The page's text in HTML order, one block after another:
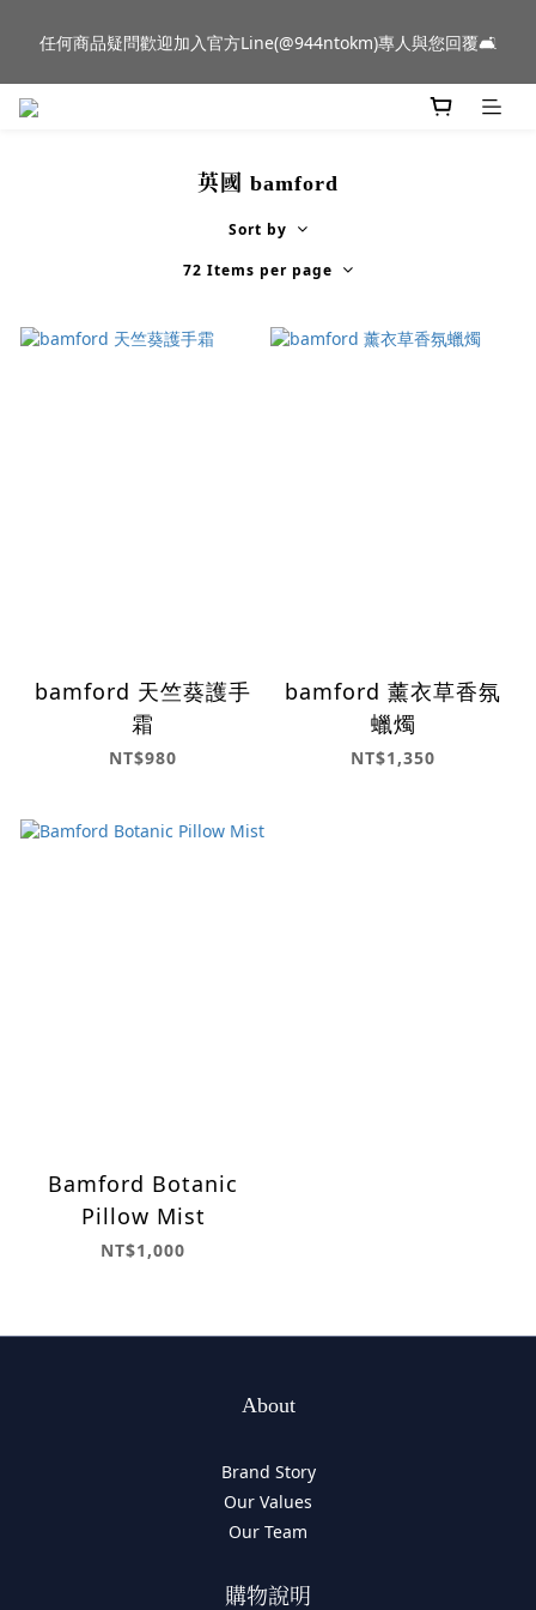
群門市展示中✨
任何商品疑問歡迎加入官方Line(@944ntokm)專人與您回覆🛋️
新品到貨｜日本燈具品牌 Ambientec 年度新品 Barcarolle 臺中樂
英國 bamford
Sort by
72 Items per page
bamford 天竺葵護手
霜
NT$980
bamford 薰衣草香氛
蠟燭
NT$1,350
Bamford Botanic
Pillow Mist
NT$1,000
About
Brand Story
Our Values
Our Team
購物說明